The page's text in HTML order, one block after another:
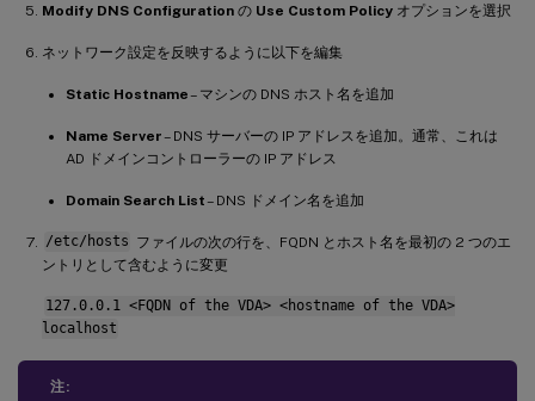
Modify DNS Configuration の Use Custom Policy オプションを選択
ネットワーク設定を反映するように以下を編集
Static Hostname– マシンの DNS ホスト名を追加
Name Server– DNS サーバーの IP アドレスを追加。通常、これは
AD ドメインコントローラーの IP アドレス
Domain Search List– DNS ドメイン名を追加
/etc/hosts ファイルの次の行を、FQDN とホスト名を最初の 2 つのエ
ントリとして含むように変更
127.0.0.1 <FQDN of the VDA> <hostname of the VDA>
localhost
注: